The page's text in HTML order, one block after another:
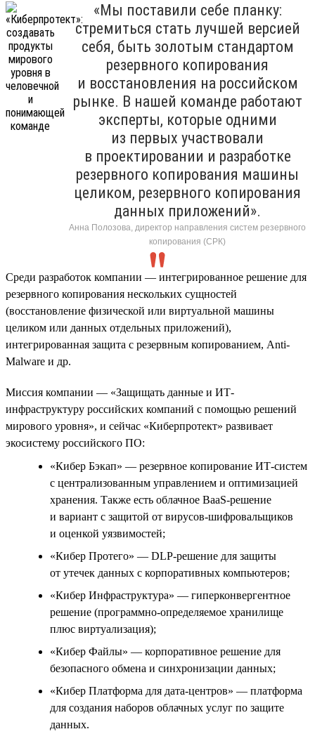
«Мы поставили себе планку:
стремиться стать лучшей версией
себя, быть золотым стандартом
резервного копирования
и восстановления на российском
рынке. В нашей команде работают
эксперты, которые одними
из первых участвовали
в проектировании и разработке
резервного копирования машины
целиком, резервного копирования
данных приложений».
Анна Полозова, директор направления систем резервного
копирования (СРК)
Среди разработок компании — интегрированное решение для
резервного копирования нескольких сущностей
(восстановление физической или виртуальной машины
целиком или данных отдельных приложений),
интегрированная защита с резервным копированием, Anti-
Malware и др.
Миссия компании — «Защищать данные и ИТ-
инфраструктуру российских компаний с помощью решений
мирового уровня», и сейчас «Киберпротект» развивает
экосистему российского ПО:
«Кибер Бэкап» — резервное копирование ИТ-систем
с централизованным управлением и оптимизацией
хранения. Также есть облачное BaaS-решение
и вариант с защитой от вирусов-шифровальщиков
и оценкой уязвимостей;
«Кибер Протего» — DLP-решение для защиты
от утечек данных с корпоративных компьютеров;
«Кибер Инфраструктура» — гиперконвергентное
решение (программно-определяемое хранилище
плюс виртуализация);
«Кибер Файлы» — корпоративное решение для
безопасного обмена и синхронизации данных;
«Кибер Платформа для дата-центров» — платформа
для создания наборов облачных услуг по защите
данных.